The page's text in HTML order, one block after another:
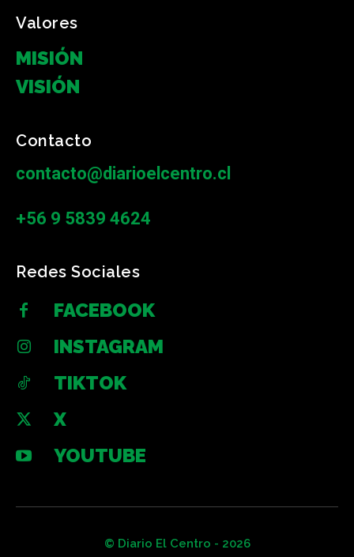
Valores
MISIÓN
VISIÓN
Contacto
contacto@diarioelcentro.cl
+56 9 5839 4624
Redes Sociales
FACEBOOK
INSTAGRAM
TIKTOK
X
YOUTUBE
© Diario El Centro - 2026